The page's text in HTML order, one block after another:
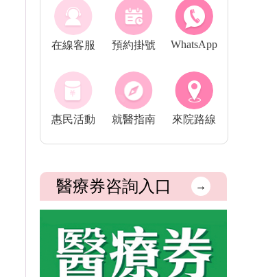
在線客服 預約掛號 WhatsApp
惠民活動 就醫指南 來院路線
醫療券咨詢入口 →